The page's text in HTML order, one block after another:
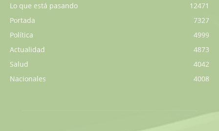
Lo que está pasando
12471
Portada
7327
Política
4999
Actualidad
4873
Salud
4042
Nacionales
4008